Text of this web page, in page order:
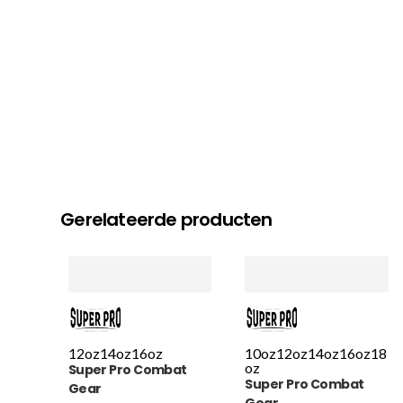
Gerelateerde producten
12oz14oz16oz
Super Pro Combat
Gear
10oz12oz14oz16oz18
oz
Super Pro Combat